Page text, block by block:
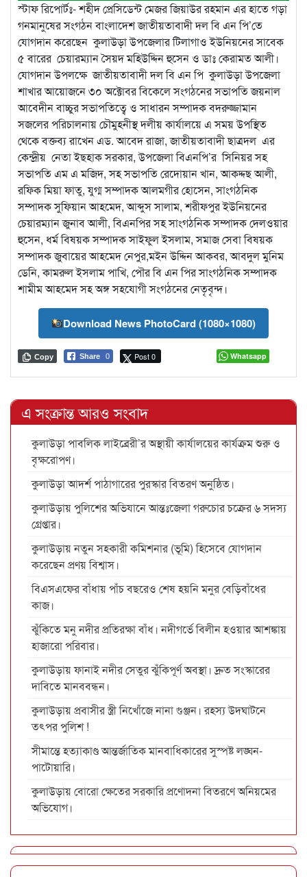
স্টাফ রিপোর্টঃ- শহীদ প্রেসিডেন্ট মেজর জিয়াউর রহমান এর হাতে গড়া
গনমানুষের সংগঠন বাংলাদেশ জাতীয়তাবাদী দল বি এন পি’তে
যোগদান করেছেন কুলাউড়া উপজেলার টিলাগাও ইউনিয়নের সাবেক
৫ বারের চেয়ারম্যান সৈয়দ মহিউদ্দিন হুসেন ও ডাঃ কেরামত আলী।
যোগদান উপলক্ষে জাতীয়তাবাদী দল বি এন পি কুলাউড়া উপজেলা
শাখার আয়োজনে ৩০ অক্টোবর বিকেলে সংগঠনের সভাপতি জয়নাল
আবেদীন বাচ্চুর সভাপতিত্বে ও সাধারন সম্পাদক বদরুজ্জামান
সজলের পরিচালনায় চৌমুহনীস্থ দলীয় কার্যালয়ে এ সময় উপস্থিত
থেকে বক্তব্য রাখেন এড. আবেদ রাজা, জাতীয়তাবাদী ছাত্রদল এর
কেন্দ্রীয় নেতা ইছহাক সরকার, উপজেলা বিএনপি’র সিনিয়র সহ
সভাপতি এম এ মজিদ, সহ সভাপতি রেদোয়ান খান, আকদ্দছ আলী,
রফিক মিয়া ফাতু, যুগ্ম সম্পাদক আলমগীর হোসেন, সাংগঠনিক
সম্পাদক সুফিয়ান আহমেদ, আব্দুস সালাম, শরীফপুর ইউনিয়নের
চেয়ারম্যান জুনাব আলী, বিএনপির সহ সাংগঠনিক সম্পাদক দেলওয়ার
হুসেন, ধর্ম বিষয়ক সম্পাদক সাইফুল ইসলাম, সমাজ সেবা বিষয়ক
সম্পাদক জুবায়ের আহমেদ নেপুর,মইন উদ্দিন আকবর, আবদুল মুনিম
ডেনি, কামরুল ইসলাম পাখি, পৌর বি এন পির সাংগঠনিক সম্পাদক
শামীম আহমেদ সহ অঙ্গ সহযোগী সংগঠনের নেতৃবৃন্দ।
Download News PhotoCard (1080×1080)
Share 0 Post 0
Copy Whatsapp
এ সংক্রান্ত আরও সংবাদ
কুলাউড়া পাবলিক লাইব্রেরী’র অস্থায়ী কার্যালয়ের কার্যক্রম শুরু ও
বৃক্ষরোপণ।
কুলাউড়া আদর্শ পাঠাগারের পুরস্কার বিতরণ অনুষ্ঠিত।
কুলাউড়ায় পুলিশের অভিযানে আন্তঃজেলা গরুচোর চক্রের ৬ সদস্য
গ্রেপ্তার।
কুলাউড়ায় নতুন সহকারী কমিশনার (ভূমি) হিসেবে যোগদান
করেছেন প্রণয় বিশ্বাস।
বিএসএফের বাঁধায় পাঁচ বছরেও শেষ হয়নি মনুর বেড়িবাঁধের
কাজ।
ঝুঁকিতে মনু নদীর প্রতিরক্ষা বাঁধ। নদীগর্ভে বিলীন হওয়ার আশঙ্কায়
হাজারো পরিবার।
কুলাউড়ায় ফানাই নদীর সেতুর ঝুঁকিপূর্ণ অবস্থা। দ্রুত সংস্কারের
দাবিতে মানববন্ধন।
কুলাউড়ায় প্রবাসীর স্ত্রী নিখোঁজে নানা গুঞ্জন। রহস্য উদঘাটনে
তৎপর পুলিশ !
সীমান্তে হত্যাকাণ্ড আন্তর্জাতিক মানবাধিকারের সুস্পষ্ট লঙ্ঘন-
পাটোয়ারি।
কুলাউড়ায় বোরো ক্ষেতের সরকারি প্রণোদনা বিতরণে অনিয়মের
অভিযোগ।